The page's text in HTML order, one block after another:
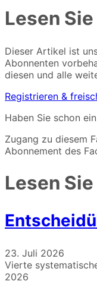
Lesen
Dieser Artikel ist
Abonnenten
diesen und alle
Registrieren &
Haben Sie schon
Zugang zu diesem
Abonnement des
Lesen
23. Juli 2026
Vierte
2026